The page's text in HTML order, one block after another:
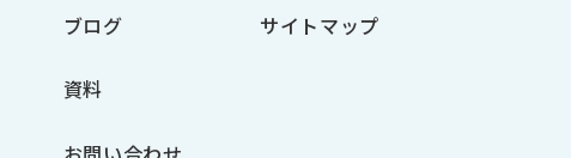
ブログ
資料
サイトマップ